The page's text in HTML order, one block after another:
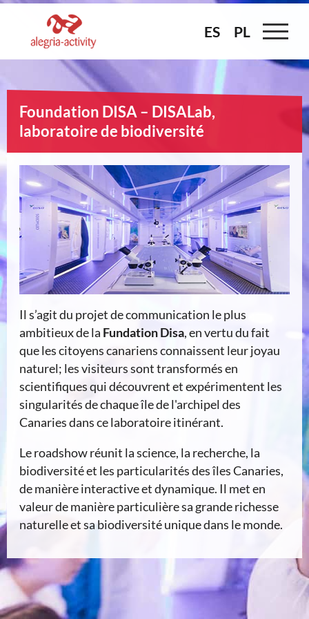
Skip
content
ES PL
ES PL
Foundation DISA – DISALab,
laboratoire de biodiversité
Il s’agit du projet de communication le plus
ambitieux de la Fundation Disa, en vertu du fait
que les citoyens canariens connaissent leur joyau
naturel; les visiteurs sont transformés en
scientifiques qui découvrent et expérimentent les
singularités de chaque île de l'archipel des
Canaries dans ce laboratoire itinérant.
Le roadshow réunit la science, la recherche, la
biodiversité et les particularités des îles Canaries,
de manière interactive et dynamique. Il met en
valeur de manière particulière sa grande richesse
naturelle et sa biodiversité unique dans le monde.